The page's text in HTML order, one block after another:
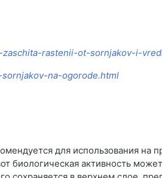
rastenii-ot-sornjakov-i-
na-ogorode.html
для использования на
биологическая активность